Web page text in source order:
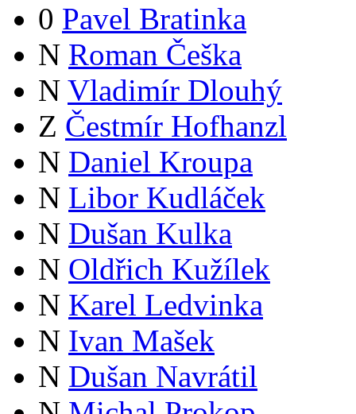
0 Pavel Bratinka
N Roman Češka
N Vladimír Dlouhý
Z Čestmír Hofhanzl
N Daniel Kroupa
N Libor Kudláček
N Dušan Kulka
N Oldřich Kužílek
N Karel Ledvinka
N Ivan Mašek
N Dušan Navrátil